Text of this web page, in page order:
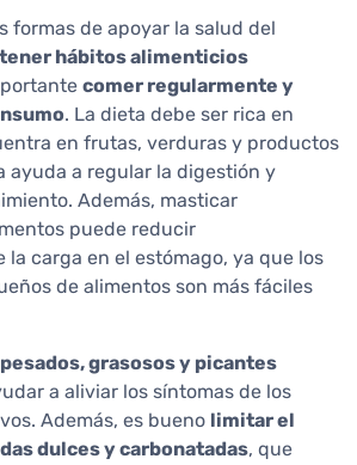
formas de apoyar la salud del
hábitos alimenticios
comer regularmente y
. La dieta debe ser rica en
en frutas, verduras y productos
ayuda a regular la digestión y
Además, masticar
puede reducir
carga en el estómago, ya que los
de alimentos son más fáciles
grasosos y picantes
a aliviar los síntomas de los
Además, es bueno limitar el
dulces y carbonatadas, que